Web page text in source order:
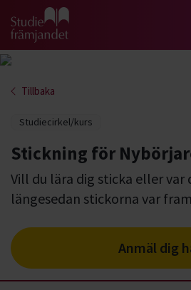
Gå till studiefrämjandets startsida
Tillbaka
Studiecirkel/kurs
Stickning för
Vill du lära dig sticka eller var
längesedan stickorna var
Anmäl dig